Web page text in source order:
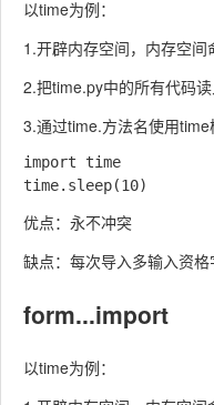
以time为例：
1.开辟内存空间，内存空间
2.把time.py中的所有代码
3.通过time.方法名使用
import time
优点：永不冲突
缺点：每次导入多输入资
form...import
以time为例：